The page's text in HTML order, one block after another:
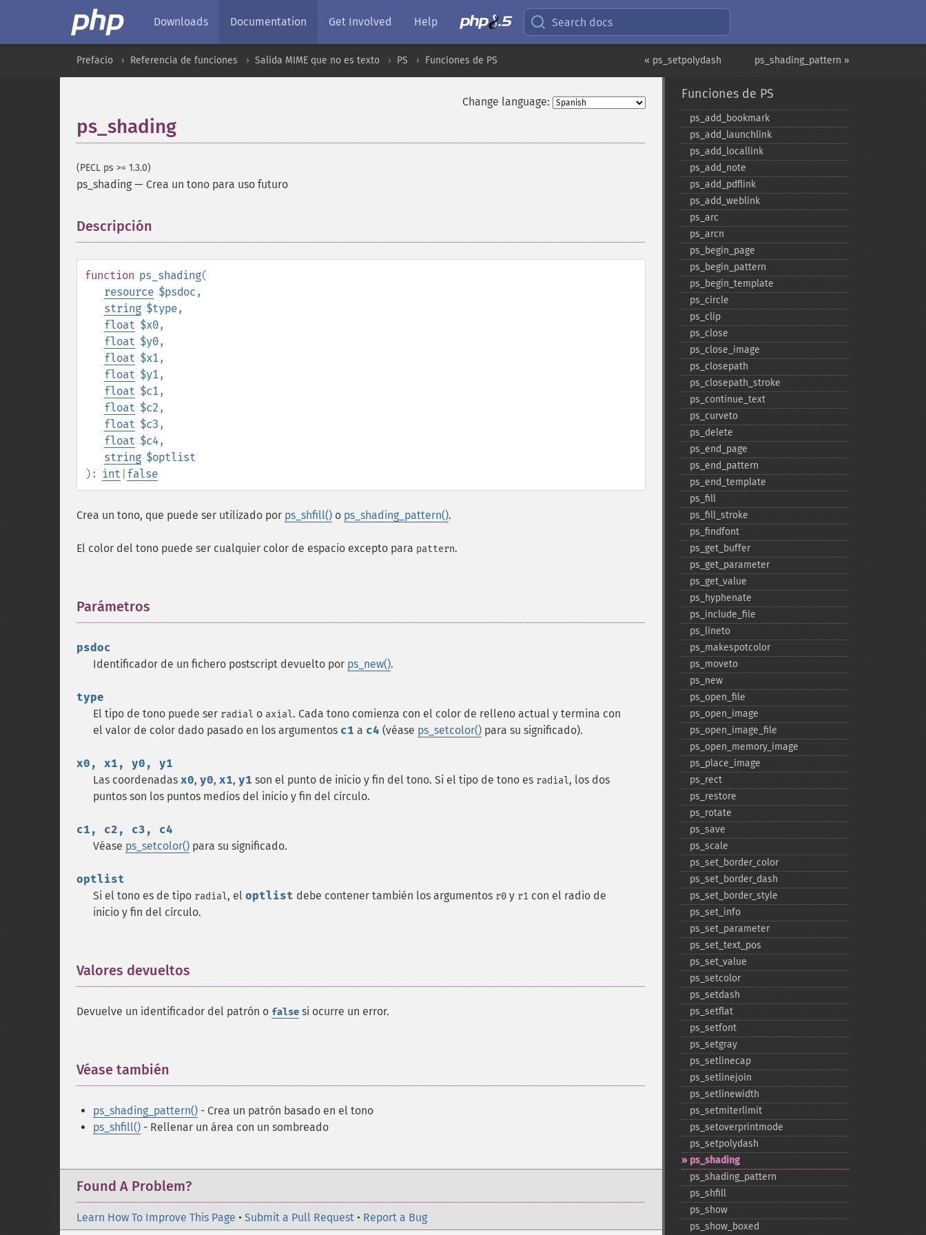
Downloads Documentation Get Involved Help Search docs
ps_shading_pattern »
« ps_setpolydash
Prefacio Referencia de funciones Salida MIME que no es texto PS Funciones de PS
Change language:
ps_shading
(PECL ps >= 1.3.0)
ps_shading — Crea un tono para uso futuro
Descripción
function ps_shading(
resource $psdoc ,
string $type,
float $x0,
float $y0,
float $x1,
float $y1,
float $c1,
float $c2 ,
float $c3 ,
float $c4,
string $optlist
):
int false
Crea un tono, que puede ser utilizado por ps_shfill() o ps_shading_pattern().
El color del tono puede ser cualquier color de espacio excepto para pattern.
Parámetros
psdoc
Identificador de un fichero postscript devuelto por ps_new().
type
El tipo de tono puede ser radial o axial. Cada tono comienza con el color de relleno actual y termina con
el valor de color dado pasado en los argumentos c1 a c4 (véase ps_setcolor() para su significado).
x0, x1, y0, y1
Las coordenadas x0, y0, x1, y1 son el punto de inicio y fin del tono. Si el tipo de tono es radial, los dos
puntos son los puntos medios del inicio y fin del círculo.
c1, c2, c3, c4
Véase ps_setcolor() para su significado.
optlist
Si el tono es de tipo radial, el optlist debe contener también los argumentos r0 y r1 con el radio de
inicio y fin del círculo.
Valores devueltos
Devuelve un identificador del patrón o false si ocurre un error.
Véase también
ps_shading_pattern() - Crea un patrón basado en el tono
ps_shfill() - Rellenar un área con un sombreado
Found A Problem?
Learn How To Improve This Page • Submit a Pull Request • Report a Bug
Funciones de PS
ps_​add_​bookmark
ps_​add_​launchlink
ps_​add_​locallink
ps_​add_​note
ps_​add_​pdflink
ps_​add_​weblink
ps_​arc
ps_​arcn
ps_​begin_​page
ps_​begin_​pattern
ps_​begin_​template
ps_​circle
ps_​clip
ps_​close
ps_​close_​image
ps_​closepath
ps_​closepath_​stroke
ps_​continue_​text
ps_​curveto
ps_​delete
ps_​end_​page
ps_​end_​pattern
ps_​end_​template
ps_​fill
ps_​fill_​stroke
ps_​findfont
ps_​get_​buffer
ps_​get_​parameter
ps_​get_​value
ps_​hyphenate
ps_​include_​file
ps_​lineto
ps_​makespotcolor
ps_​moveto
ps_​new
ps_​open_​file
ps_​open_​image
ps_​open_​image_​file
ps_​open_​memory_​image
ps_​place_​image
ps_​rect
ps_​restore
ps_​rotate
ps_​save
ps_​scale
ps_​set_​border_​color
ps_​set_​border_​dash
ps_​set_​border_​style
ps_​set_​info
ps_​set_​parameter
ps_​set_​text_​pos
ps_​set_​value
ps_​setcolor
ps_​setdash
ps_​setflat
ps_​setfont
ps_​setgray
ps_​setlinecap
ps_​setlinejoin
ps_​setlinewidth
ps_​setmiterlimit
ps_​setoverprintmode
ps_​setpolydash
ps_​shading
ps_​shading_​pattern
ps_​shfill
ps_​show
ps_​show_​boxed